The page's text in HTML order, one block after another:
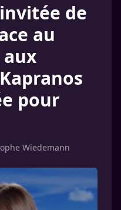
de
au
pour
Wiedemann